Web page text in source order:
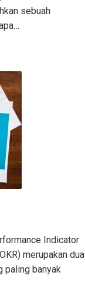
sebuah
Indicator
merupakan dua
paling banyak